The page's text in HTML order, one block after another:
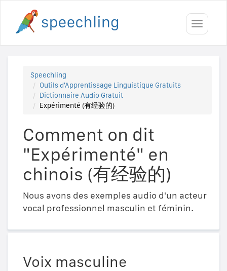
Toggle
Speechling
Outils d'Apprentissage Linguistique Gratuits
Dictionnaire Audio Gratuit
Expérimenté (有经验的)
Comment on dit
"Expérimenté" en
chinois (有经验的)
Nous avons des exemples audio d'un acteur
vocal professionnel masculin et féminin.
Voix masculine